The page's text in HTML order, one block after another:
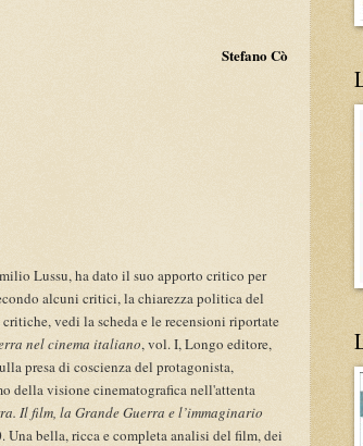
Stefano Cò
Lussu, ha dato il suo apporto critico per
alcuni critici, la chiarezza politica del
vedi la scheda e le recensioni riportate
nel cinema italiano, vol. I, Longo editore,
presa di coscienza del protagonista,
della visione cinematografica nell'attenta
Il film, la Grande Guerra e l’immaginario
Una bella, ricca e completa analisi del film, dei